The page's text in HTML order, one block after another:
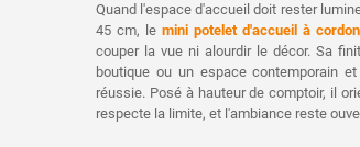
Quand l'espace d'accueil doit rester
45 cm, le mini potelet d'accueil à
couper la vue ni alourdir le décor. Sa
boutique ou un espace contemporain
réussie. Posé à hauteur de comptoir, il
respecte la limite, et l'ambiance reste